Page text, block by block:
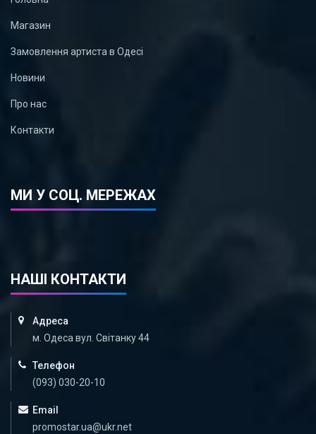
Магазин
Замовлення артиста в Одесі
Новини
Про нас
Контакти
МИ У СОЦ. МЕРЕЖАХ
НАШІ КОНТАКТИ
Адреса
м. Одеса вул. Світанку 44
Телефон
(093) 030-20-10
Email
promostar.ua@ukr.net